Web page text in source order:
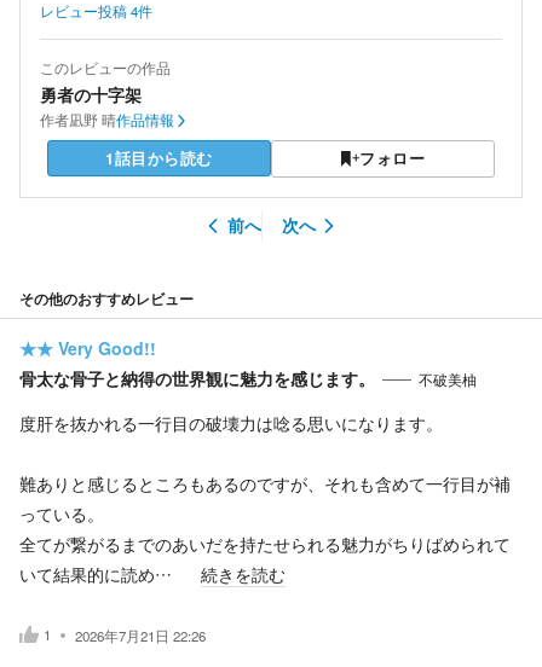
レビュー投稿4件
このレビューの作品
勇者の十字架
作者凪野 晴作品情報
1話目から読む フォロー
前へ 次へ
その他のおすすめレビュー
★★ Very Good!!
骨太な骨子と納得の世界観に魅力を感じます。
不破美柚
度肝を抜かれる一行目の破壊力は唸る思いになります。
難ありと感じるところもあるのですが、それも含めて一行目が補
っている。
全てが繋がるまでのあいだを持たせられる魅力がちりばめられて
いて結果的に読め…
続きを読む
1 2026年7月21日 22:26